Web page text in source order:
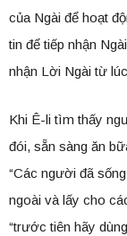
của Ngài để hoạt
tin để tiếp nhận
nhận Lời Ngài từ
Khi Ê-li tìm thấy
đói, sẵn sàng ăn
“Các người đã
ngoài và lấy cho
“trước tiên hãy